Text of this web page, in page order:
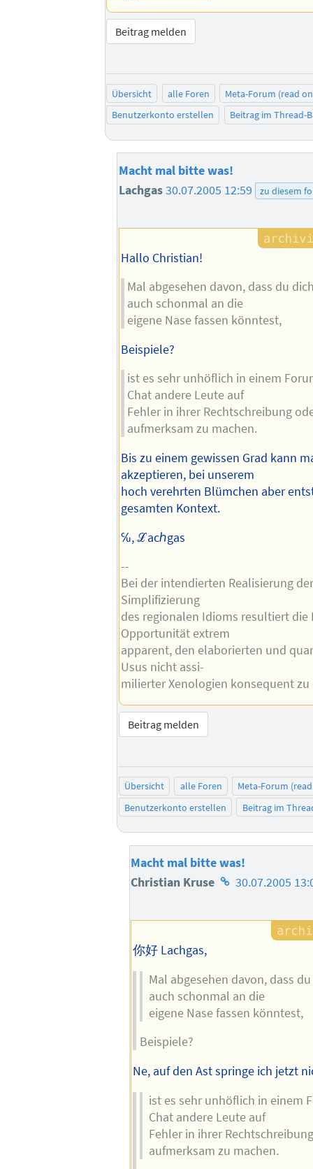
Beitrag melden
Übersicht alle Foren
Meta-Forum (read
Benutzerkonto erstellen
Beitrag im Thread-
Macht mal bitte was!
Lachgas30.07.2005 12:59 zu diesem
Hallo Christian!
Mal abgesehen davon, dass du
auch schonmal an die
eigene Nase fassen könntest,
Beispiele?
ist es sehr unhöflich in einem
Chat andere Leute auf
Fehler in ihrer Rechtschreibung
aufmerksam zu machen.
Bis zu einem gewissen Grad kann
akzeptieren, bei unserem
hoch verehrten Blümchen aber
gesamten Kontext.
℆, ℒacℎgas
--
Bei der intendierten Realisierung
Simplifizierung
des regionalen Idioms resultiert die
Opportunität extrem
apparent, den elaborierten und
Usus nicht assi-
milierter Xenologien konsequent
Beitrag melden
Übersicht alle Foren
Meta-Forum
Benutzerkonto erstellen
Beitrag im
Macht mal bitte was!
Christian Kruse Homepage
Autors
30.07.2005
你好 Lachgas,
Mal abgesehen davon, dass
auch schonmal an die
eigene Nase fassen könntest,
Beispiele?
Ne, auf den Ast springe ich jetzt
ist es sehr unhöflich in einem
Chat andere Leute auf
Fehler in ihrer
aufmerksam zu machen.